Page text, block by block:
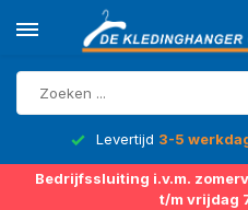
Levertijd 3-5
Bedrijfssluiting i.v.m.
t/m vrijdag